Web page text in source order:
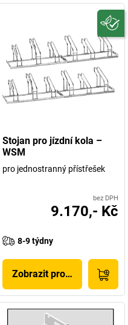
Stojan pro jízdní kola –
WSM
pro jednostranný přístřešek
bez DPH
9.170,- Kč
8-9 týdny
Zobrazit produkt